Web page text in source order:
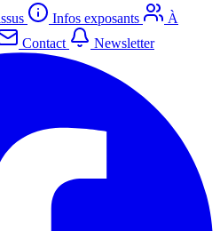
Infos exposants
À
Contact Newsletter